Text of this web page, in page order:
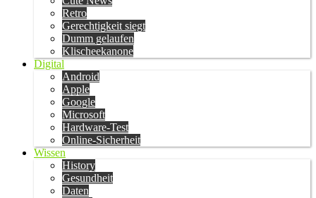
Retro
Gerechtigkeit siegt
Dumm gelaufen
Klischeekanone
Digital
Android
Apple
Google
Microsoft
Hardware-Test
Online-Sicherheit
Wissen
History
Gesundheit
Daten